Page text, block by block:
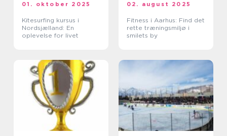
01. oktober 2025
Kitesurfing kursus i
Nordsjælland: En
oplevelse for livet
02. august 2025
Fitness i Aarhus: Find det
rette træningsmiljø i
smilets by